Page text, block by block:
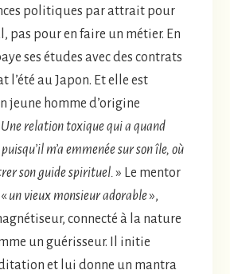
politiques par attrait pour
pas pour en faire un métier. En
ses études avec des contrats
l’été au Japon. Et elle est
jeune homme d’origine
Une relation toxique qui a quand
m’a emmenée sur son île, où
son guide spirituel.» Le mentor
un vieux monsieur adorable»,
connecté à la nature
un guérisseur. Il initie
et lui donne un mantra